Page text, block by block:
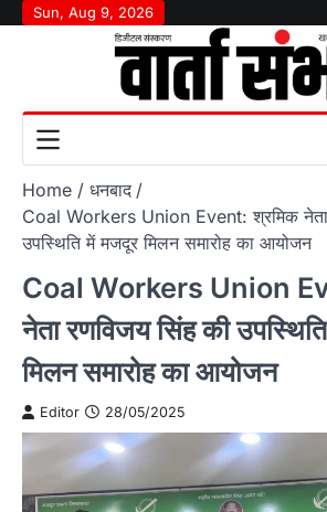
SkipSun, Aug 9, 2026
Home
धनबाद
Coal Workers Union Event: श्रमिक
उपस्थिति में मजदूर मिलन समारोह का आयोजन
Coal Workers Union
नेता रणविजय सिंह की
मिलन समारोह का आयोजन
Editor 28/05/2025